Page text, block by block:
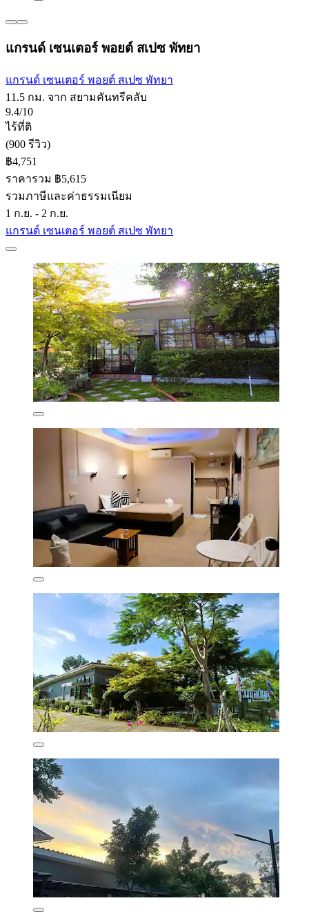
แกรนด์ เซนเตอร์ พอยต์ สเปซ พัทยา
แกรนด์ เซนเตอร์ พอยต์ สเปซ พัทยา
11.5 กม. จาก สยามคันทรีคลับ
9.4/10
ไร้ที่ติ
(900 รีวิว)
฿4,751
ราคารวม ฿5,615
รวมภาษีและค่าธรรมเนียม
1 ก.ย. - 2 ก.ย.
แกรนด์ เซนเตอร์ พอยต์ สเปซ พัทยา